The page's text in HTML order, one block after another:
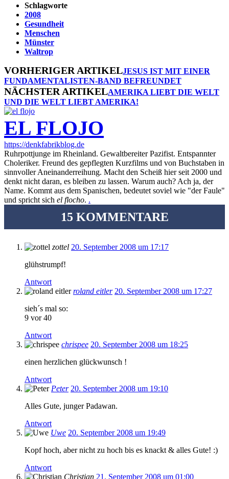
Schlagworte
2008
Gesundheit
Menschen
Münster
Waltrop
VORHERIGER ARTIKELJESUS IST MIT EINER
FUNDAMENTALISTEN-BAND BEFREUNDET
NÄCHSTER ARTIKELAMERIKA LIEBT DIE WELT
UND DIE WELT LIEBT AMERIKA!
EL FLOJO
https://denkfabrikblog.de
Ruhrpottjunge im Rheinland. Gewaltbereiter Pazifist. Entspannter
Choleriker. Freund des gepflegten Kurzfilms und von Buchstaben in
sinnvoller Aneinanderreihung. Macht den Scheiß hier seit 2000 und
denkt nicht daran, es bleiben zu lassen. Warum auch? Ach ja, der
Name. Kommt aus dem Spanischen, bedeutet soviel wie "der Faule"
und spricht sich el flocho. .
15 KOMMENTARE
zottel 20. September 2008 um 17:17
glühstrumpf!
Antwort
roland eitler 20. September 2008 um 17:27
sieh´s mal so:
9 vor 40
Antwort
chrispee 20. September 2008 um 18:25
einen herzlichen glückwunsch !
Antwort
Peter 20. September 2008 um 19:10
Alles Gute, junger Padawan.
Antwort
Uwe 20. September 2008 um 19:49
Kopf hoch, aber nicht zu hoch bis es knackt & alles Gute! :)
Antwort
Christian 21. September 2008 um 01:00